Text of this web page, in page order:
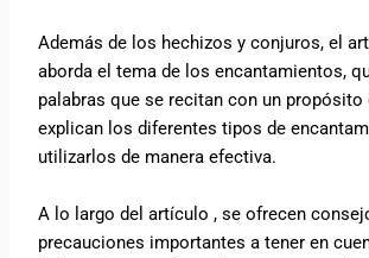
Además de los hechizos y conjuros, el
aborda el tema de los encantamientos,
palabras que se recitan con un propósito
explican los diferentes tipos de
utilizarlos de manera efectiva.
A lo largo del artículo , se ofrecen
precauciones importantes a tener en